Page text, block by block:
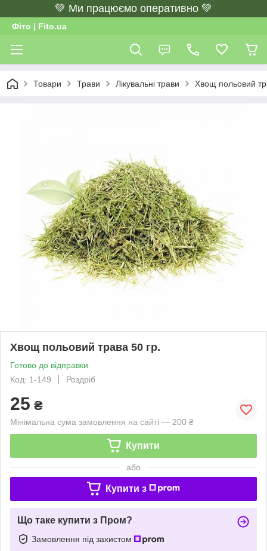
💚 Ми працюємо оперативно 💚
Фіто | Fito.ua
Товари Трави Лікувальні трави Хвощ польовий
Хвощ польовий трава 50 гр.
Готово до відправки
Код: 1-149
Роздріб
25 ₴
Мінімальна сума замовлення на сайті — 200 ₴
Купити
або
Купити з
Що таке купити з Пром?
Замовлення під захистом